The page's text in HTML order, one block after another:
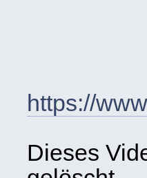
https://
Dieses